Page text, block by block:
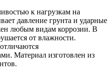
к нагрузкам на
давление грунта и ударные
любым видам коррозии. В
от влажности.
Материал изготовлен из